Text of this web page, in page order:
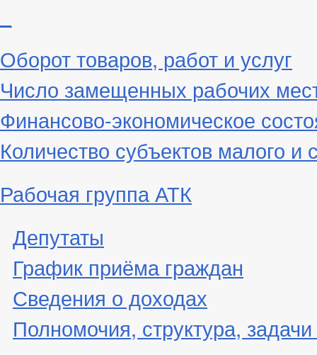
Оборот товаров, работ и услуг
Число замещенных рабочих
Финансово-экономическое
Количество субъектов малого и
Рабочая группа АТК
Депутаты
График приёма граждан
Сведения о доходах
Полномочия, структура,